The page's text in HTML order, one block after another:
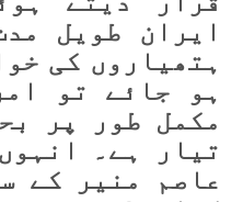
ایران طویل
ہتھیاروں کی
ہو جائے تو
مکمل طور پر
تیار ہے۔
عاصم منیر کے